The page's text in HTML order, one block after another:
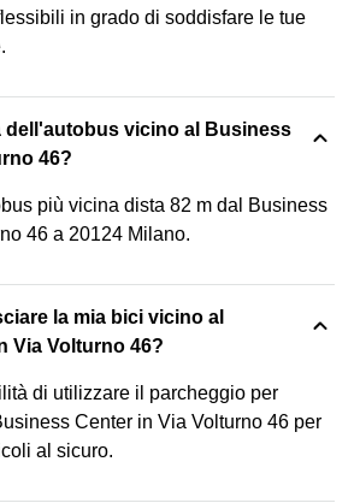
in grado di soddisfare le tue
dell'autobus vicino al Business
46?
più vicina dista 82 m dal Business
46 a 20124 Milano.
la mia bici vicino al
Via Volturno 46?
di utilizzare il parcheggio per
Center in Via Volturno 46 per
al sicuro.